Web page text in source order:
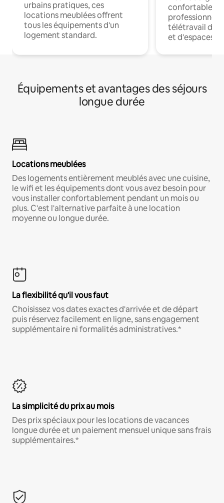
urbains pratiques, ces
locations meublées offrent
tous les équipements d'un
logement standard.
confortables
professionnels
télétravail
et d'espaces
Équipements et avantages des séjours
longue durée
Locations meublées
Des logements entièrement meublés avec une cuisine,
le wifi et les équipements dont vous avez besoin pour
vous installer confortablement pendant un mois ou
plus. C'est l'alternative parfaite à une location
moyenne ou longue durée.
La flexibilité qu'il vous faut
Choisissez vos dates exactes d'arrivée et de départ
puis réservez facilement en ligne, sans engagement
supplémentaire ni formalités administratives.*
La simplicité du prix au mois
Des prix spéciaux pour les locations de vacances
longue durée et un paiement mensuel unique sans frais
supplémentaires.*